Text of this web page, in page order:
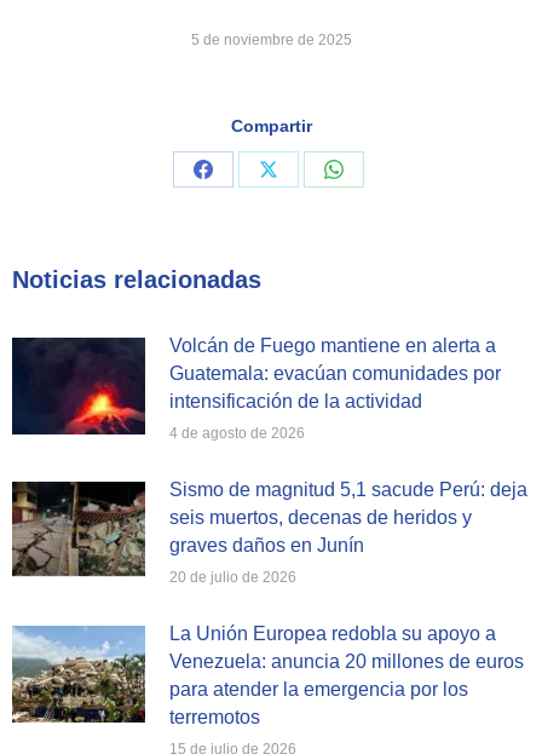
5 de noviembre de 2025
Compartir
Share
Share
Share
Noticias relacionadas
Volcán de Fuego mantiene en alerta a
Guatemala: evacúan comunidades por
intensificación de la actividad
4 de agosto de 2026
Sismo de magnitud 5,1 sacude Perú: deja
seis muertos, decenas de heridos y
graves daños en Junín
20 de julio de 2026
La Unión Europea redobla su apoyo a
Venezuela: anuncia 20 millones de euros
para atender la emergencia por los
terremotos
15 de julio de 2026